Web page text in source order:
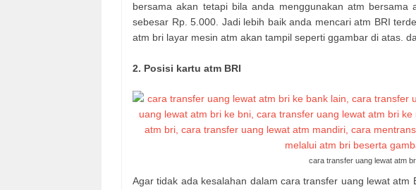
bersama akan tetapi bila anda menggunakan atm bersama
sebesar Rp. 5.000. Jadi lebih baik anda mencari atm BRI
atm bri layar mesin atm akan tampil seperti ggambar di atas.
2. Posisi kartu atm BRI
cara transfer uang lewat atm
Agar tidak ada kesalahan dalam cara transfer uang lewat atm